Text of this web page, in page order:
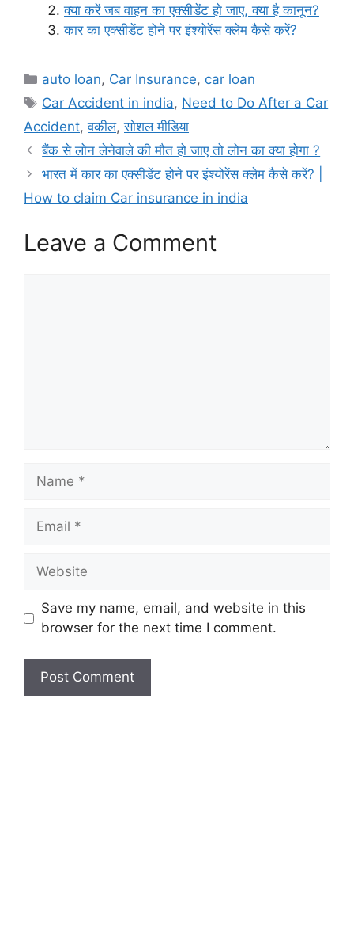
क्या करें जब वाहन का एक्सीडेंट हो जाए, क्या है कानून?
कार का एक्सीडेंट होने पर इंश्योरेंस क्लेम कैसे करें?
Categories
auto loan, Car Insurance, car loan
Tags
Car Accident in india, Need to Do After a Car
Accident,वकील,सोशल मीडिया
बैंक से लोन लेनेवाले की मौत हो जाए तो लोन का क्या होगा ?
भारत में कार का एक्सीडेंट होने पर इंश्योरेंस क्लेम कैसे करें? |
How to claim Car insurance in india
Leave a Comment
Name
Email
Website
Save my name, email, and website in this
browser for the next time I comment.